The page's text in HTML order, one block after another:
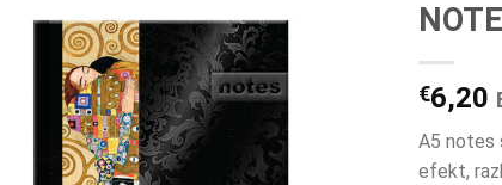
€6,20
A5 notes
efekt,